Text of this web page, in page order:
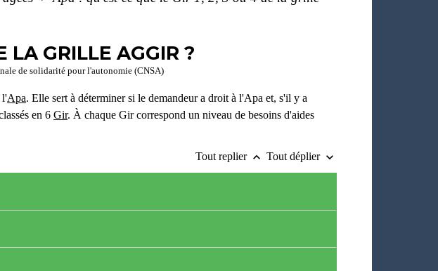
LA GRILLE AGGIR ?
de solidarité pour l'autonomie (CNSA)
l'Apa. Elle sert à déterminer si le demandeur a droit à l'Apa et, s'il y a
en 6Gir. À chaque Gir correspond un niveau de besoins d'aides
Tout replier keyboard_arrow_up Tout déplier keyboard_arrow_down